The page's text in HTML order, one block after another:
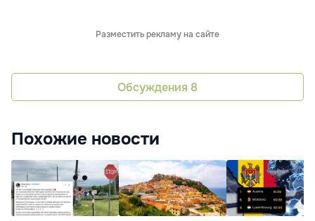
Разместить рекламу на сайте
Обсуждения 8
Похожие новости